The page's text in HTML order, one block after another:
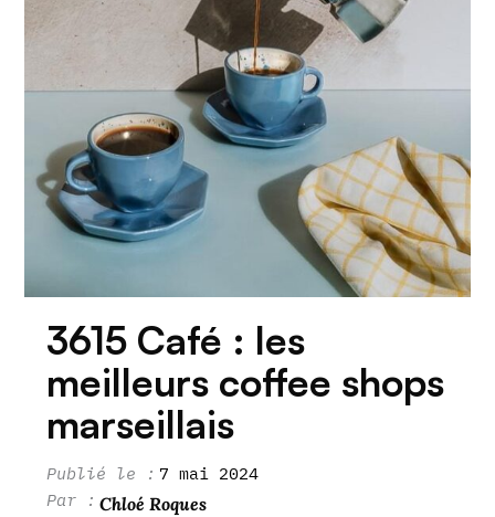
3615 Café : les
meilleurs coffee shops
marseillais
7 mai 2024
Chloé Roques